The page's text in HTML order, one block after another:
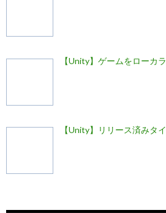
【Unity】ゲームをローカ
【Unity】リリース済みタ